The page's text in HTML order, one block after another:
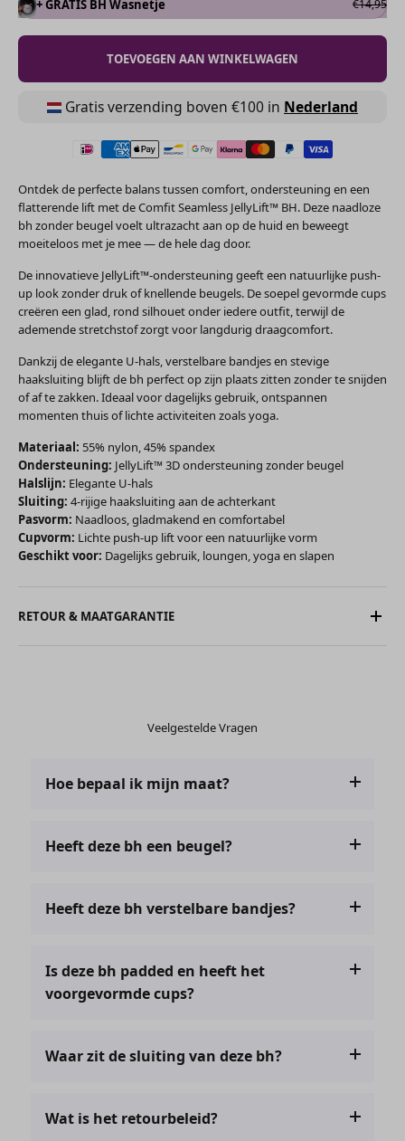
+ GRATIS BH Wasnetje €14,95
TOEVOEGEN AAN WINKELWAGEN
Gratis verzending boven €100 in Nederland
Ontdek de perfecte balans tussen comfort, ondersteuning en een
flatterende lift met de Comfit Seamless JellyLift™ BH. Deze naadloze
bh zonder beugel voelt ultrazacht aan op de huid en beweegt
moeiteloos met je mee — de hele dag door.
De innovatieve JellyLift™-ondersteuning geeft een natuurlijke push-
up look zonder druk of knellende beugels. De soepel gevormde cups
creëren een glad, rond silhouet onder iedere outfit, terwijl de
ademende stretchstof zorgt voor langdurig draagcomfort.
Dankzij de elegante U-hals, verstelbare bandjes en stevige
haaksluiting blijft de bh perfect op zijn plaats zitten zonder te snijden
of af te zakken. Ideaal voor dagelijks gebruik, ontspannen
momenten thuis of lichte activiteiten zoals yoga.
Materiaal: 55% nylon, 45% spandex
Ondersteuning: JellyLift™ 3D ondersteuning zonder beugel
Halslijn: Elegante U-hals
Sluiting: 4-rijige haaksluiting aan de achterkant
Pasvorm: Naadloos, gladmakend en comfortabel
Cupvorm: Lichte push-up lift voor een natuurlijke vorm
Geschikt voor: Dagelijks gebruik, loungen, yoga en slapen
RETOUR & MAATGARANTIE
Veelgestelde Vragen
Hoe bepaal ik mijn maat?
bekijken. Kom je er niet uit? Dan kun je altijd een
klantenservice@comfitunderwear.nl !
Heeft deze bh een beugel?
de nodige support!
Heeft deze bh verstelbare bandjes?
Is deze bh padded en heeft het
voorgevormde cups?
cups.
Waar zit de sluiting van deze bh?
hemdje aan.
Wat is het retourbeleid?